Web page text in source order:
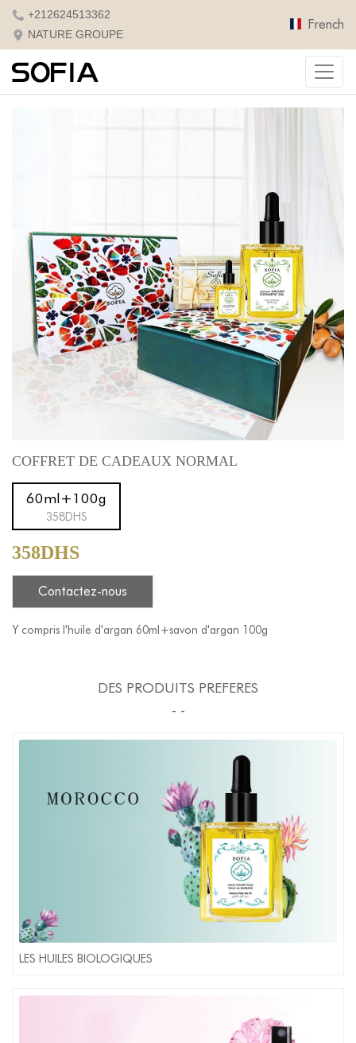
+212624513362
NATURE GROUPE
French
COFFRET DE CADEAUX NORMAL
60ml+100g
358DHS
358DHS
Contactez-nous
Y compris l'huile d'argan 60ml+savon d'argan 100g
DES PRODUITS PREFERES
- -
LES HUILES BIOLOGIQUES